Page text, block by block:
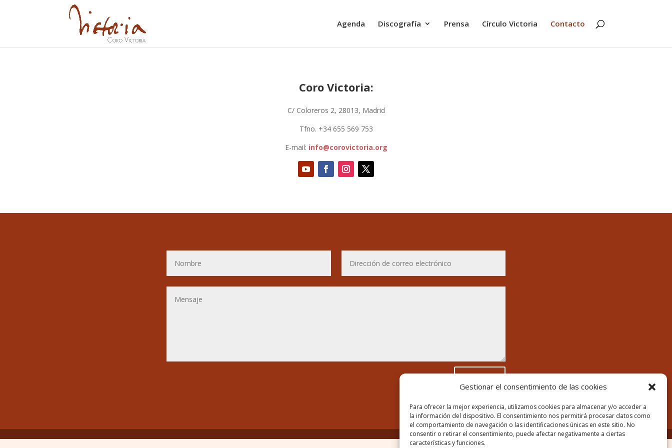
Gestionar el consentimiento de las cookies
Para ofrecer la mejor experiencia, utilizamos cookies para almacenar y/o acceder a
la información del dispositivo. El consentimiento nos permitirá procesar datos como
el comportamiento de navegación o las identificaciones únicas en este sitio. No
consentir o retirar el consentimiento, puede afectar negativamente a ciertas
características y funciones.
Agenda Discografía Prensa Círculo Victoria Contacto
Coro Victoria:
C/ Coloreros 2, 28013, Madrid
Tfno. +34 655 569 753
E-mail: info@corovictoria.org